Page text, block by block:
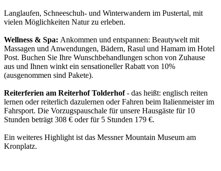
Langlaufen, Schneeschuh- und Winterwandern im Pustertal, mit
vielen Möglichkeiten Natur zu erleben.
Wellness & Spa: Ankommen und entspannen: Beautywelt mit
Massagen und Anwendungen, Bädern, Rasul und Hamam im Hotel
Post. Buchen Sie Ihre Wunschbehandlungen schon von Zuhause
aus und Ihnen winkt ein sensationeller Rabatt von 10%
(ausgenommen sind Pakete).
Reiterferien am Reiterhof Tolderhof- das heißt: englisch reiten
lernen oder reiterlich dazulernen oder Fahren beim Italienmeister im
Fahrsport. Die Vorzugspauschale für unsere Hausgäste für 10
Stunden beträgt 308 € oder für 5 Stunden 179 €.
Ein weiteres Highlight ist das Messner Mountain Museum am
Kronplatz.